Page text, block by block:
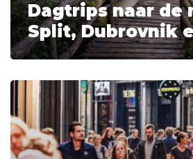
Dagtrips naar de
Split, Dubrovnik